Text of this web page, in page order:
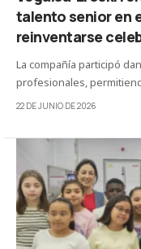
talento senior en
reinventarse
La compañía participó
profesionales,
22 DE JUNIO DE 2026